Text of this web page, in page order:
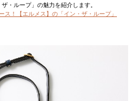
・ループ」の魅力を紹介します。
ス！【エルメス】の「イン・ザ・ループ」